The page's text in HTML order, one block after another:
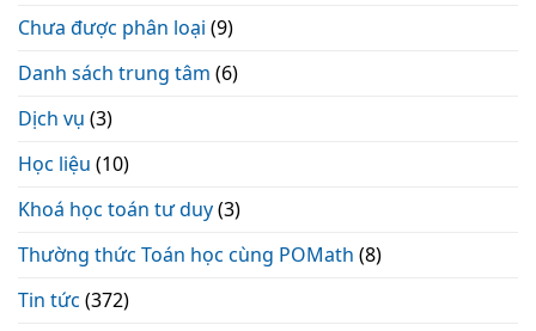
Chưa được phân loại (9)
Danh sách trung tâm (6)
Dịch vụ (3)
Học liệu (10)
Khoá học toán tư duy(3)
Thường thức Toán học cùng POMath (8)
Tin tức (372)